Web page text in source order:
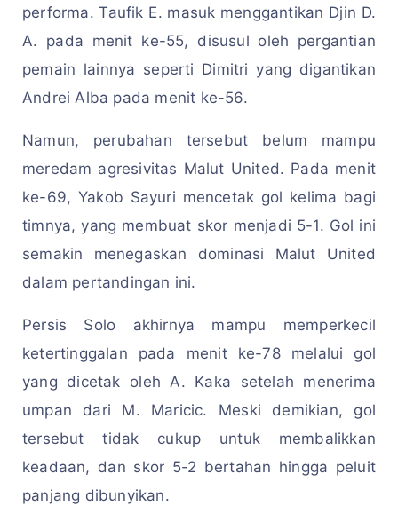
performa. Taufik E. masuk menggantikan Djin D.
A. pada menit ke-55, disusul oleh pergantian
pemain lainnya seperti Dimitri yang digantikan
Andrei Alba pada menit ke-56.
Namun, perubahan tersebut belum mampu
meredam agresivitas Malut United. Pada menit
ke-69, Yakob Sayuri mencetak gol kelima bagi
timnya, yang membuat skor menjadi 5-1. Gol ini
semakin menegaskan dominasi Malut United
dalam pertandingan ini.
Persis Solo akhirnya mampu memperkecil
ketertinggalan pada menit ke-78 melalui gol
yang dicetak oleh A. Kaka setelah menerima
umpan dari M. Maricic. Meski demikian, gol
tersebut tidak cukup untuk membalikkan
keadaan, dan skor 5-2 bertahan hingga peluit
panjang dibunyikan.